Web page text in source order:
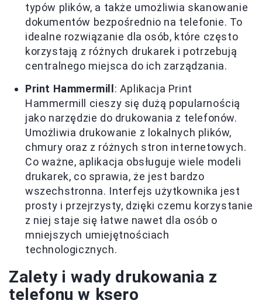
typów plików, a także umożliwia skanowanie
dokumentów bezpośrednio na telefonie. To
idealne rozwiązanie dla osób, które często
korzystają z różnych drukarek i potrzebują
centralnego miejsca do ich zarządzania.
Print Hammermill: Aplikacja Print
Hammermill cieszy się dużą popularnością
jako narzędzie do drukowania z telefonów.
Umożliwia drukowanie z lokalnych plików,
chmury oraz z różnych stron internetowych.
Co ważne, aplikacja obsługuje wiele modeli
drukarek, co sprawia, że jest bardzo
wszechstronna. Interfejs użytkownika jest
prosty i przejrzysty, dzięki czemu korzystanie
z niej staje się łatwe nawet dla osób o
mniejszych umiejętnościach
technologicznych.
Zalety i wady drukowania z
telefonu w ksero